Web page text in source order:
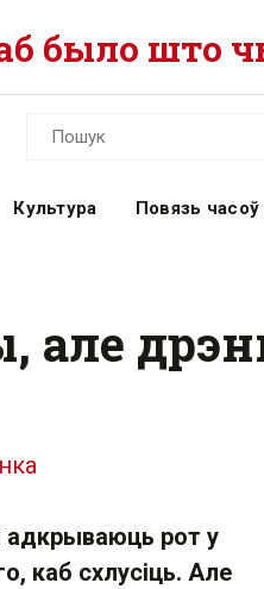
было што
Культура Повязь часоў
але
адкрываюць рот у
каб схлусіць. Але